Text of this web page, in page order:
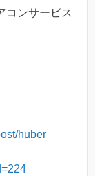
コンサービス
huber